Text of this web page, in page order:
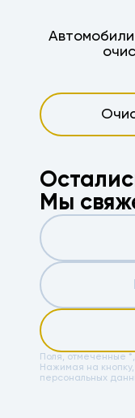
Мы
Поля, отмеченные
Нажимая на
персональных